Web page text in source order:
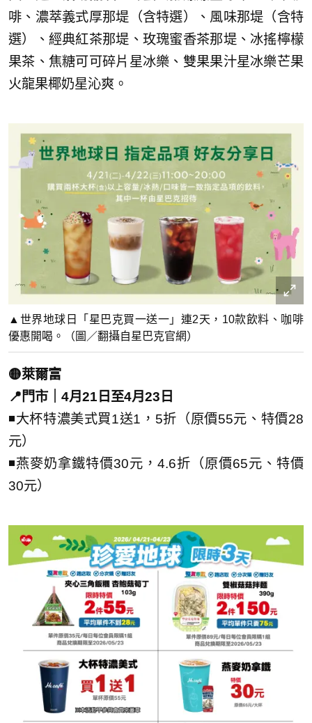
啡、濃萃義式厚那堤（含特選）、風味那堤（含特
選）、經典紅茶那堤、玫瑰蜜香茶那堤、冰搖檸檬
果茶、焦糖可可碎片星冰樂、雙果果汁星冰樂芒果
火龍果椰奶星沁爽。
▲世界地球日「星巴克買一送一」連2天，10款飲料、咖啡
優惠開喝。（圖／翻攝自星巴克官網）
🟡萊爾富
📍門市｜4月21日至4月23日
◾大杯特濃美式買1送1，5折（原價55元、特價28
元）
◾燕麥奶拿鐵特價30元，4.6折（原價65元、特價
30元）